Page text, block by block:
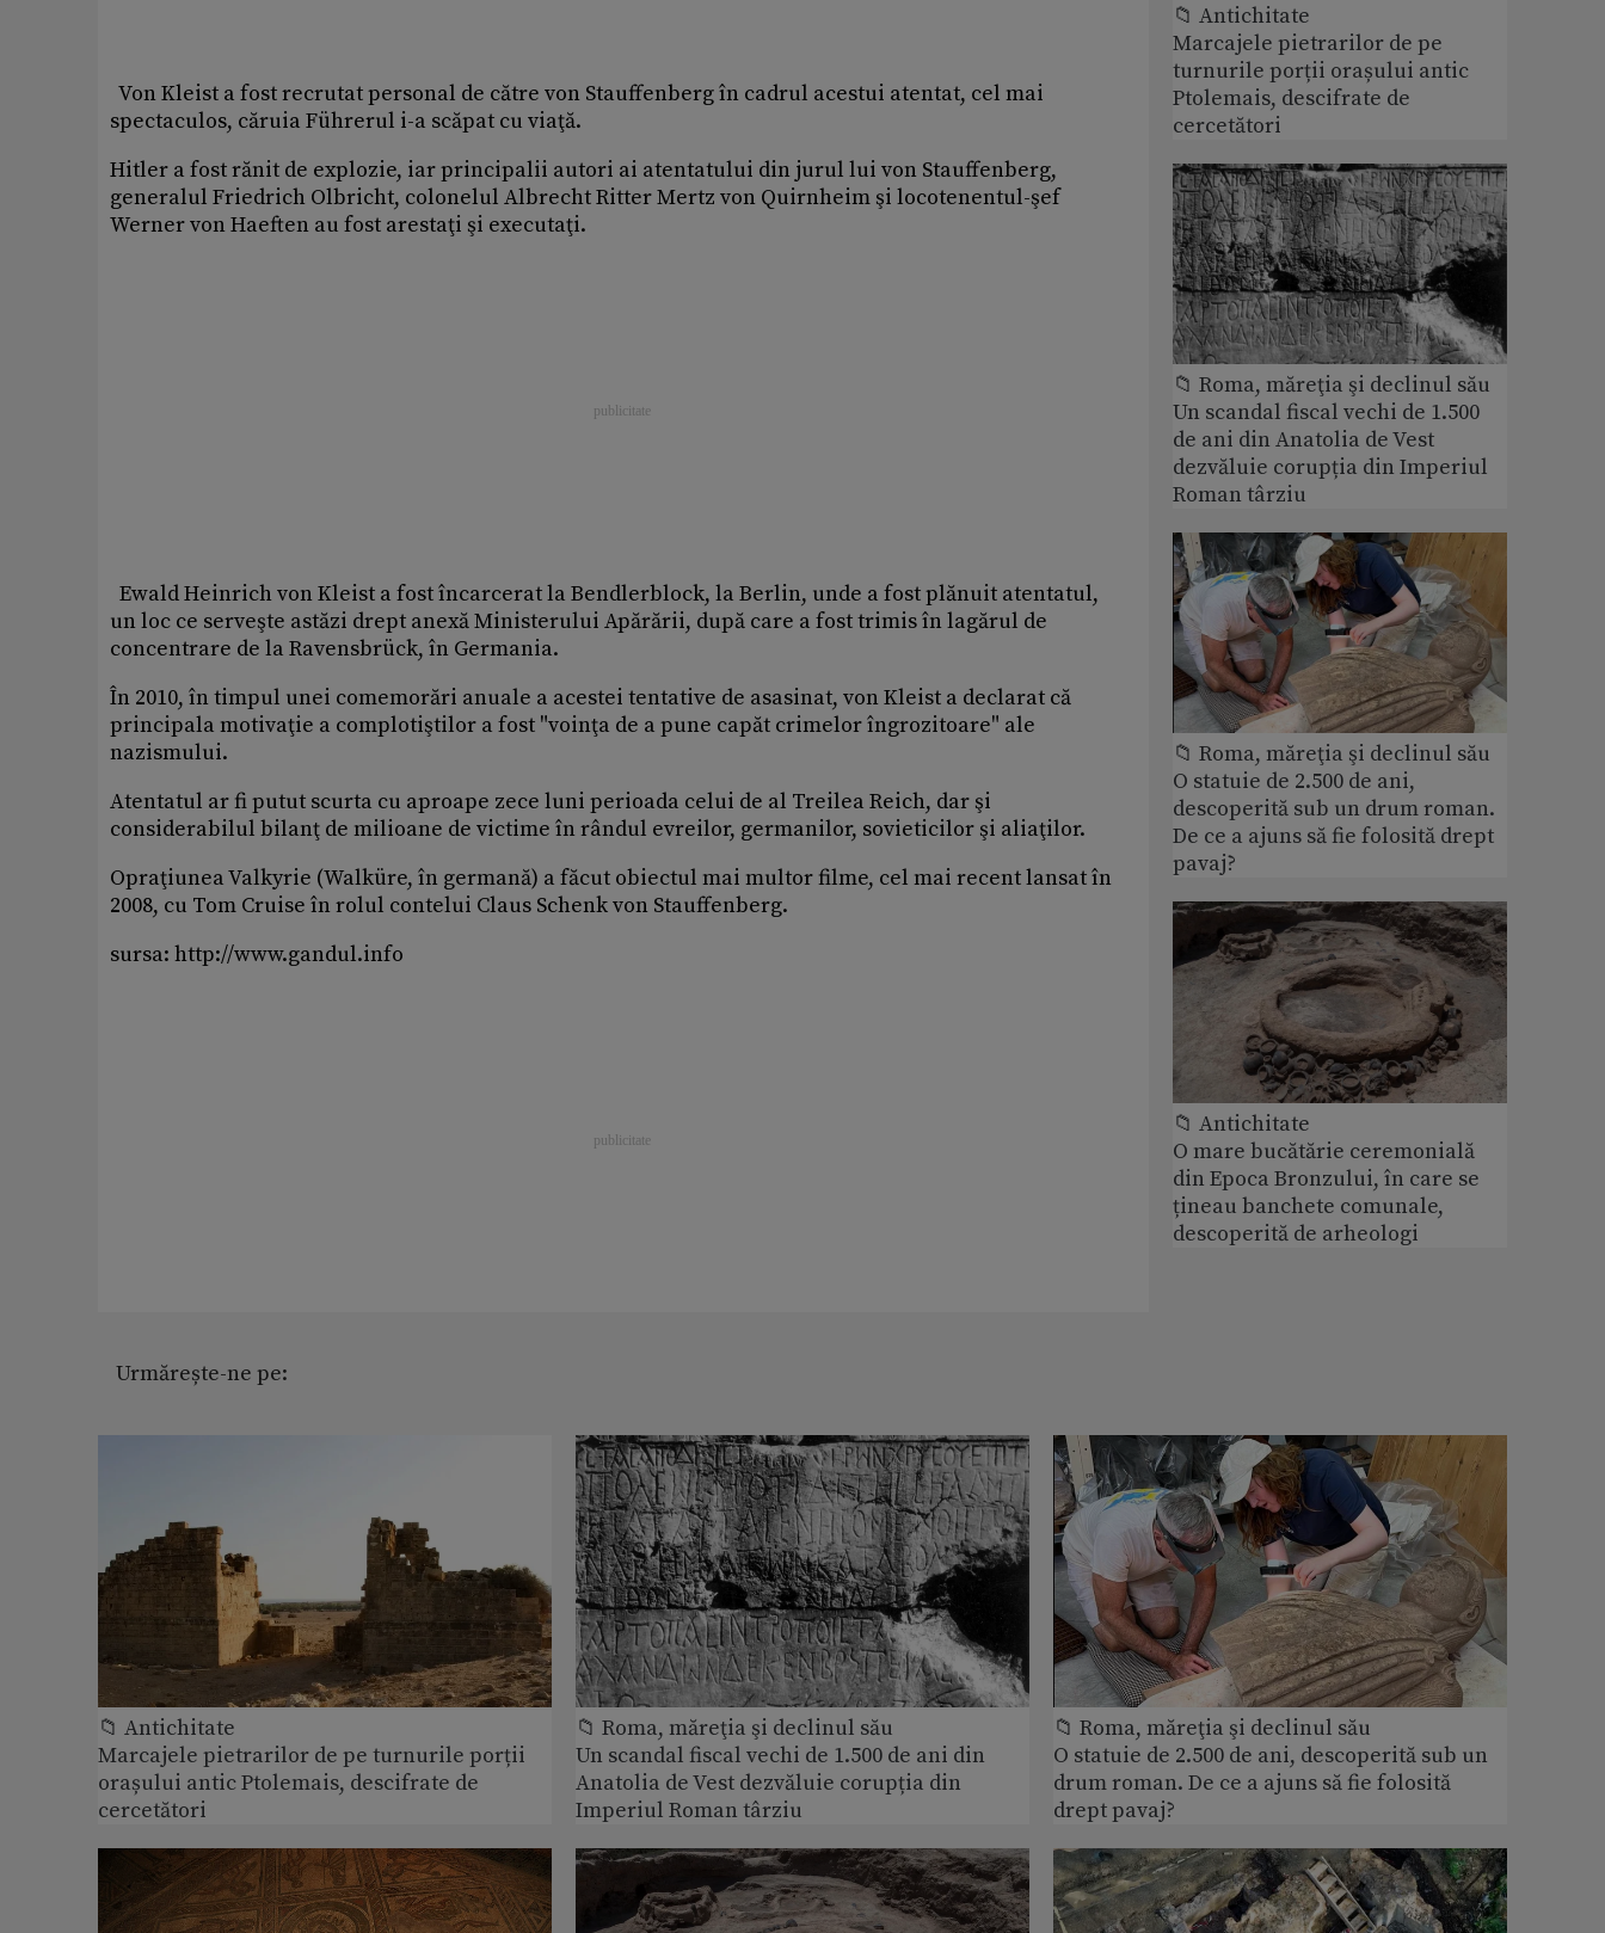
Von Kleist a fost recrutat personal de către von Stauffenberg în cadrul acestui atentat, cel mai
spectaculos, căruia Führerul i-a scăpat cu viaţă.
Hitler a fost rănit de explozie, iar principalii autori ai atentatului din jurul lui von Stauffenberg,
generalul Friedrich Olbricht, colonelul Albrecht Ritter Mertz von Quirnheim şi locotenentul-şef
Werner von Haeften au fost arestaţi şi executaţi.
Ewald Heinrich von Kleist a fost încarcerat la Bendlerblock, la Berlin, unde a fost plănuit atentatul,
un loc ce serveşte astăzi drept anexă Ministerului Apărării, după care a fost trimis în lagărul de
concentrare de la Ravensbrück, în Germania.
În 2010, în timpul unei comemorări anuale a acestei tentative de asasinat, von Kleist a declarat că
principala motivaţie a complotiştilor a fost "voinţa de a pune capăt crimelor îngrozitoare" ale
nazismului.
Atentatul ar fi putut scurta cu aproape zece luni perioada celui de al Treilea Reich, dar şi
considerabilul bilanţ de milioane de victime în rândul evreilor, germanilor, sovieticilor şi aliaţilor.
Opraţiunea Valkyrie (Walküre, în germană) a făcut obiectul mai multor filme, cel mai recent lansat în
2008, cu Tom Cruise în rolul contelui Claus Schenk von Stauffenberg.
sursa: http://www.gandul.info
Urmărește-ne pe:
📁 Antichitate
Marcajele pietrarilor de pe
turnurile porții orașului antic
Ptolemais, descifrate de
cercetători
📁 Roma, măreţia şi declinul său
Un scandal fiscal vechi de 1.500
de ani din Anatolia de Vest
dezvăluie corupția din Imperiul
Roman târziu
📁 Roma, măreţia şi declinul său
O statuie de 2.500 de ani,
descoperită sub un drum roman.
De ce a ajuns să fie folosită drept
pavaj?
📁 Antichitate
O mare bucătărie ceremonială
din Epoca Bronzului, în care se
țineau banchete comunale,
descoperită de arheologi
📁 Antichitate
Marcajele pietrarilor de pe turnurile porții
orașului antic Ptolemais, descifrate de
cercetători
📁 Roma, măreţia şi declinul său
Un scandal fiscal vechi de 1.500 de ani din
Anatolia de Vest dezvăluie corupția din
Imperiul Roman târziu
📁 Roma, măreţia şi declinul său
O statuie de 2.500 de ani, descoperită sub un
drum roman. De ce a ajuns să fie folosită
drept pavaj?